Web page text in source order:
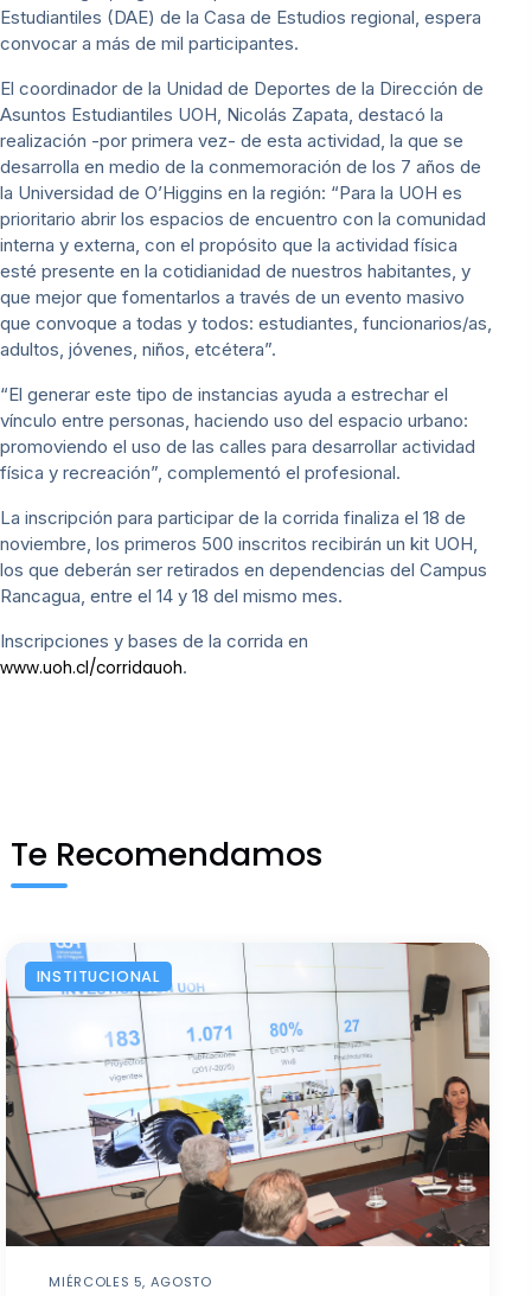
Estudiantiles (DAE) de la Casa de Estudios regional, espera
convocar a más de mil participantes.
El coordinador de la Unidad de Deportes de la Dirección de
Asuntos Estudiantiles UOH, Nicolás Zapata, destacó la
realización -por primera vez- de esta actividad, la que se
desarrolla en medio de la conmemoración de los 7 años de
la Universidad de O’Higgins en la región: “Para la UOH es
prioritario abrir los espacios de encuentro con la comunidad
interna y externa, con el propósito que la actividad física
esté presente en la cotidianidad de nuestros habitantes, y
que mejor que fomentarlos a través de un evento masivo
que convoque a todas y todos: estudiantes, funcionarios/as,
adultos, jóvenes, niños, etcétera”.
“El generar este tipo de instancias ayuda a estrechar el
vínculo entre personas, haciendo uso del espacio urbano:
promoviendo el uso de las calles para desarrollar actividad
física y recreación”, complementó el profesional.
La inscripción para participar de la corrida finaliza el 18 de
noviembre, los primeros 500 inscritos recibirán un kit UOH,
los que deberán ser retirados en dependencias del Campus
Rancagua, entre el 14 y 18 del mismo mes.
Inscripciones y bases de la corrida en
www.uoh.cl/corridauoh.
Te Recomendamos
INSTITUCIONAL
MIÉRCOLES 5, AGOSTO